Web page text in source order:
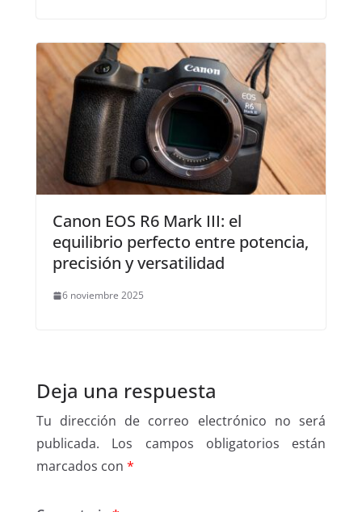
Canon EOS R6 Mark III: el
equilibrio perfecto entre potencia,
precisión y versatilidad
6 noviembre 2025
Deja una respuesta
Tu dirección de correo electrónico no será
publicada.
Los campos obligatorios están
marcados con *